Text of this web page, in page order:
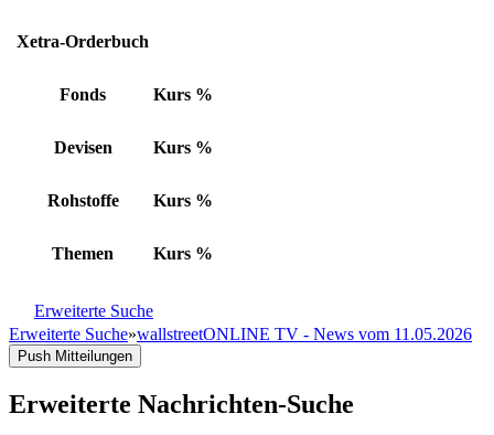
Xetra-Orderbuch
Fonds Kurs %
Devisen Kurs %
Rohstoffe Kurs %
Themen Kurs %
Erweiterte Suche
Erweiterte Suche»wallstreetONLINE TV - News vom 11.05.2026
Push Mitteilungen
Erweiterte Nachrichten-Suche